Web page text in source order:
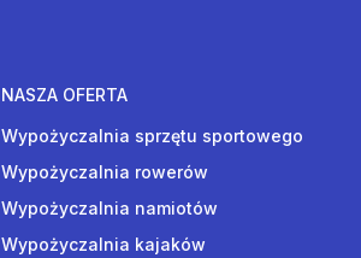
NASZA OFERTA
Wypożyczalnia sprzętu sportowego
Wypożyczalnia rowerów
Wypożyczalnia namiotów
Wypożyczalnia kajaków